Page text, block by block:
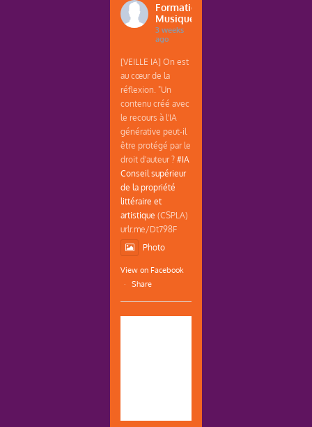
Formations
Musique
3 weeks
ago
[VEILLE IA] On est
au cœur de la
réflexion. "Un
contenu créé avec
le recours à l'IA
générative peut-il
être protégé par le
droit d'auteur ?#IA
Conseil supérieur
de la propriété
littéraire et
artistique (CSPLA)
urlr.me/Dt798F
Photo
View on Facebook
·
Share